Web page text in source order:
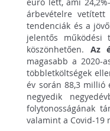
árbevételre vetített
tendenciák és a
jelentős működési
köszönhetően. Az
magasabb a 2020-
többletköltségek
év során 88,3 millió
negyedik
folytonosságának
valamint a Covid-19